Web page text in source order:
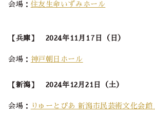
会場： 住友生命いずみホール
【兵庫】 2024年11月17日（日）
会場： 神戸朝日ホール
【新潟】 2024年12月21日（土）
会場： りゅーとぴあ 新潟市民芸術文化会館